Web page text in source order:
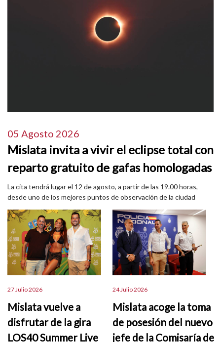
05 Agosto 2026
Mislata invita a vivir el eclipse total con
reparto gratuito de gafas homologadas
La cita tendrá lugar el 12 de agosto, a partir de las 19.00 horas,
desde uno de los mejores puntos de observación de la ciudad
27 Julio 2026
Mislata vuelve a
disfrutar de la gira
LOS40 Summer Live
24 Julio 2026
Mislata acoge la toma
de posesión del nuevo
jefe de la Comisaría de